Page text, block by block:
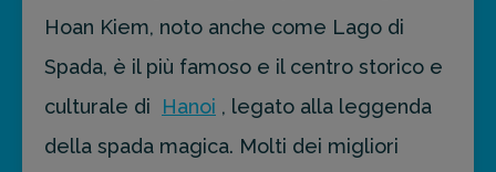
Hoan Kiem, noto anche come Lago di
Spada, è il più famoso e il centro storico e
culturale di
Hanoi , legato alla leggenda
della spada magica. Molti dei migliori